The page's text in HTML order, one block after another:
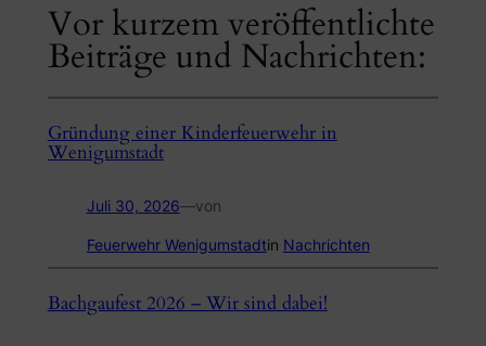
Vor kurzem veröffentlichte
Beiträge und Nachrichten:
Gründung einer Kinderfeuerwehr in
Wenigumstadt
Juli 30, 2026—von
Feuerwehr Wenigumstadtin Nachrichten
Bachgaufest 2026 – Wir sind dabei!